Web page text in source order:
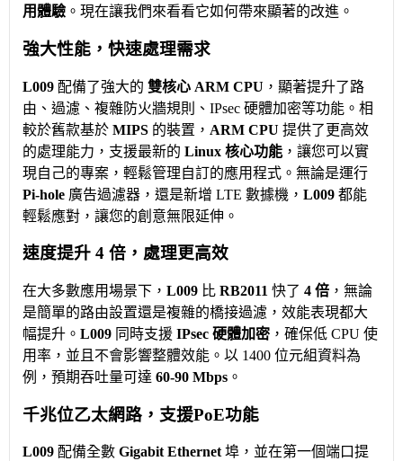
用體驗 。現在讓我們來看看它如何帶來顯著的改進。
強大性能，快速處理需求
L009 配備了強大的 雙核心 ARM CPU ，顯著提升了路
由、過濾、複雜防火牆規則、IPsec 硬體加密等功能。相
較於舊款基於 MIPS 的裝置， ARM CPU 提供了更高效
的處理能力，支援最新的 Linux 核心功能 ，讓您可以實
現自己的專案，輕鬆管理自訂的應用程式。無論是運行
Pi-hole 廣告過濾器，還是新增 LTE 數據機， L009 都能
輕鬆應對，讓您的創意無限延伸。
速度提升 4 倍，處理更高效
在大多數應用場景下， L009 比 RB2011 快了 4 倍 ，無論
是簡單的路由設置還是複雜的橋接過濾，效能表現都大
幅提升。 L009 同時支援 IPsec 硬體加密 ，確保低 CPU 使
用率，並且不會影響整體效能。以 1400 位元組資料為
例，預期吞吐量可達 60-90 Mbps 。
千兆位乙太網路， 支援PoE功能
L009 配備全數 Gigabit Ethernet埠，並在第一個端口提